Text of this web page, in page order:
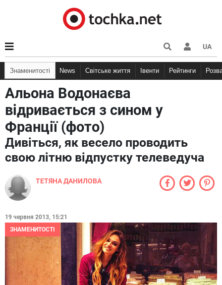
UA
Знаменитості News Світське життя Івенти Рейтинги
Альона Водонаєва
відривається з сином у
Франції (фото)
Дивіться, як весело проводить
свою літню відпустку телеведуча
ТЕТЯНА ДАНИЛОВА
19 червня 2013, 15:21
ЗНАМЕНИТОСТІ